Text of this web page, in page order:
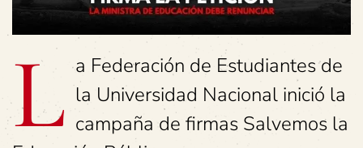
L a Federación de Estudiantes de
la Universidad Nacional inició la
campaña de firmas Salvemos la